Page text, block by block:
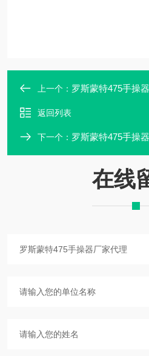
上一个： 罗斯蒙特475手操
返回列表
下一个： 罗斯蒙特475手操
在线